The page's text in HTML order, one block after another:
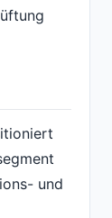
und